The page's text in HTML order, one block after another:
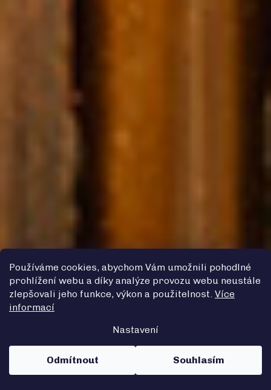
Používáme cookies, abychom Vám umožnili pohodlné
prohlížení webu a díky analýze provozu webu neustále
zlepšovali jeho funkce, výkon a použitelnost. Více
informací
Nastavení
Odmítnout Souhlasím